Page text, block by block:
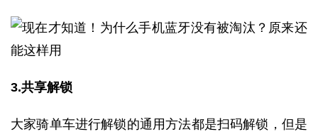
3.共享解锁
大家骑单车进行解锁的通用方法都是扫码解锁，但是